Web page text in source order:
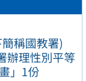
稱國教署)
辦理性別平等
」1份